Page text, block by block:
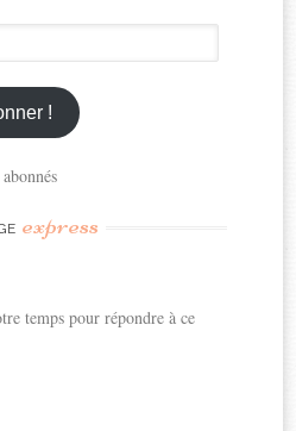
!
express
temps pour répondre à ce